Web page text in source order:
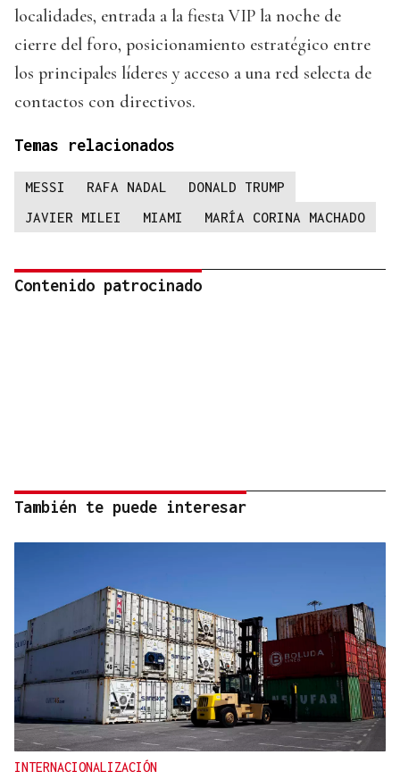
localidades, entrada a la fiesta VIP la noche de
cierre del foro, posicionamiento estratégico entre
los principales líderes y acceso a una red selecta de
contactos con directivos.
Temas relacionados
MESSI RAFA NADAL
DONALD TRUMP
JAVIER MILEI
MIAMI MARÍA CORINA MACHADO
Contenido patrocinado
También te puede interesar
INTERNACIONALIZACIÓN